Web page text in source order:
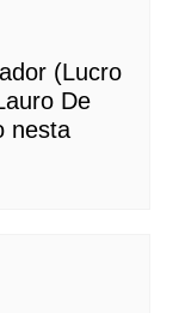
(Lucro
De
nesta